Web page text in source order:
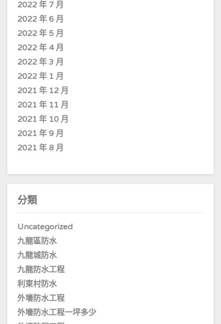
2022 年 7 月
2022 年 6 月
2022 年 5 月
2022 年 4 月
2022 年 3 月
2022 年 1 月
2021 年 12 月
2021 年 11 月
2021 年 10 月
2021 年 9 月
2021 年 8 月
分類
Uncategorized
九龍區防水
九龍城防水
九龍防水工程
利東村防水
外墻防水工程
外墻防水工程一坪多少